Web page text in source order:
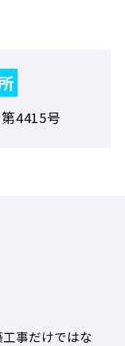
4415号
事だけではな